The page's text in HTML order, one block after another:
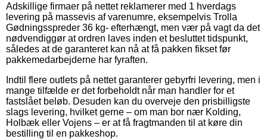
Adskillige firmaer på nettet reklamerer med 1 hverdags
levering på massevis af varenumre, eksempelvis Trolla
Gødningsspreder 36 kg- efterhængt, men vær på vagt da det
nødvendiggør at ordren laves inden et besluttet tidspunkt,
således at de garanteret kan nå at få pakken fikset før
pakkemedarbejderne har fyraften.
Indtil flere outlets på nettet garanterer gebyrfri levering, men i
mange tilfælde er det forbeholdt når man handler for et
fastslået beløb. Desuden kan du overveje den prisbilligste
slags levering, hvilket gerne – om man bor nær Kolding,
Holbæk eller Vojens – er at få fragtmanden til at køre din
bestilling til en pakkeshop.